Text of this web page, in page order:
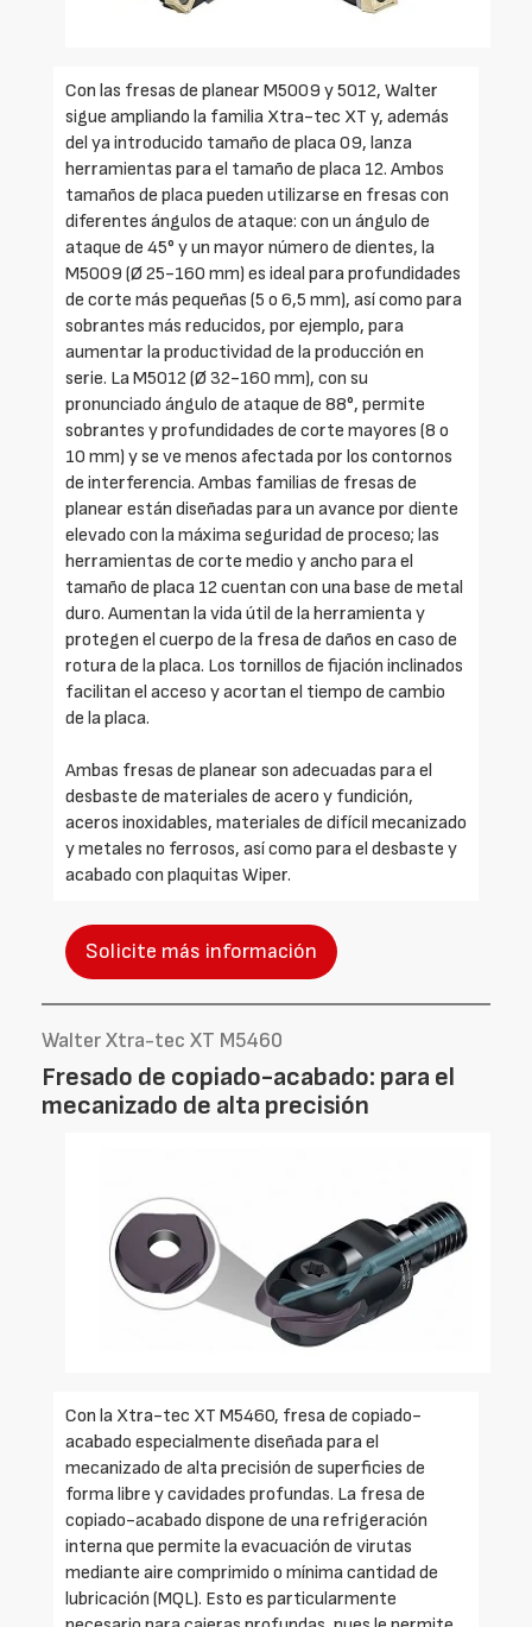
Con las fresas de planear M5009 y 5012, Walter
sigue ampliando la familia Xtra-tec XT y, además
del ya introducido tamaño de placa 09, lanza
herramientas para el tamaño de placa 12. Ambos
tamaños de placa pueden utilizarse en fresas con
diferentes ángulos de ataque: con un ángulo de
ataque de 45° y un mayor número de dientes, la
M5009 (Ø 25-160 mm) es ideal para profundidades
de corte más pequeñas (5 o 6,5 mm), así como para
sobrantes más reducidos, por ejemplo, para
aumentar la productividad de la producción en
serie. La M5012 (Ø 32-160 mm), con su
pronunciado ángulo de ataque de 88°, permite
sobrantes y profundidades de corte mayores (8 o
10 mm) y se ve menos afectada por los contornos
de interferencia. Ambas familias de fresas de
planear están diseñadas para un avance por diente
elevado con la máxima seguridad de proceso; las
herramientas de corte medio y ancho para el
tamaño de placa 12 cuentan con una base de metal
duro. Aumentan la vida útil de la herramienta y
protegen el cuerpo de la fresa de daños en caso de
rotura de la placa. Los tornillos de fijación inclinados
facilitan el acceso y acortan el tiempo de cambio
de la placa.
Ambas fresas de planear son adecuadas para el
desbaste de materiales de acero y fundición,
aceros inoxidables, materiales de difícil mecanizado
y metales no ferrosos, así como para el desbaste y
acabado con plaquitas Wiper.
Solicite más información
Walter Xtra-tec XT M5460
Fresado de copiado-acabado: para el
mecanizado de alta precisión
Con la Xtra-tec XT M5460, fresa de copiado-
acabado especialmente diseñada para el
mecanizado de alta precisión de superficies de
forma libre y cavidades profundas. La fresa de
copiado-acabado dispone de una refrigeración
interna que permite la evacuación de virutas
mediante aire comprimido o mínima cantidad de
lubricación (MQL). Esto es particularmente